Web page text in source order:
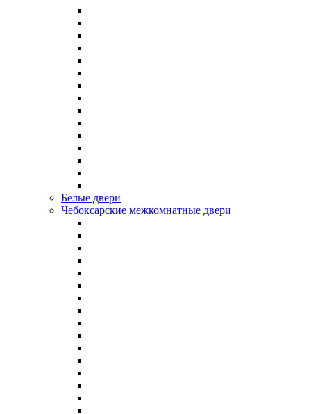
Белые двери
Чебоксарские межкомнатные двери